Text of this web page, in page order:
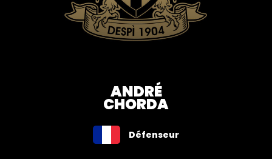
ANDRÉ
CHORDA
Défenseur